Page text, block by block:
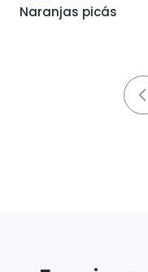
Naranjas picás